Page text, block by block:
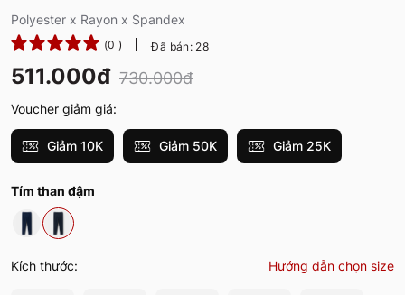
Polyester x Rayon x Spandex
(0 ) Đã bán: 28
511.000đ 730.000đ
Voucher giảm giá:
Giảm 10K Giảm 50K Giảm 25K
Tím than đậm
Kích thước: Hướng dẫn chọn size